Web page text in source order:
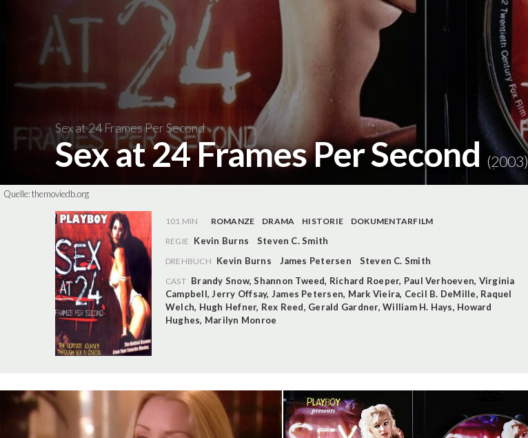
Sex at 24 Frames Per Second
Sex at 24 Frames Per Second (2003)
Quelle:themoviedb.org
101 MIN ROMANZE DRAMA HISTORIE
DOKUMENTARFILM
REGIE Kevin Burns Steven C. Smith
DREHBUCH Kevin Burns James Petersen Steven C. Smith
CAST Brandy Snow,Shannon Tweed, Richard Roeper, Paul Verhoeven, Virginia
Campbell,Jerry Offsay, James Petersen, Mark Vieira, Cecil B. DeMille, Raquel
Welch, Hugh Hefner, Rex Reed, Gerald Gardner,William H. Hays, Howard
Hughes, Marilyn Monroe